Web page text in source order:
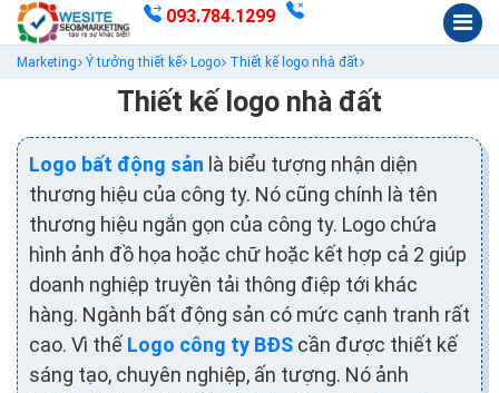
093.784.1299
Marketing Ý tưởng thiết kế Logo Thiết kế logo nhà đất
Thiết kế logo nhà đất
Logo bất động sản là biểu tượng nhận diện
thương hiệu của công ty. Nó cũng chính là tên
thương hiệu ngắn gọn của công ty. Logo chứa
hình ảnh đồ họa hoặc chữ hoặc kết hợp cả 2 giúp
doanh nghiệp truyền tải thông điệp tới khác
hàng. Ngành bất động sản có mức cạnh tranh rất
cao. Vì thế Logo công ty BĐS cần được thiết kế
sáng tạo, chuyên nghiệp, ấn tượng. Nó ảnh